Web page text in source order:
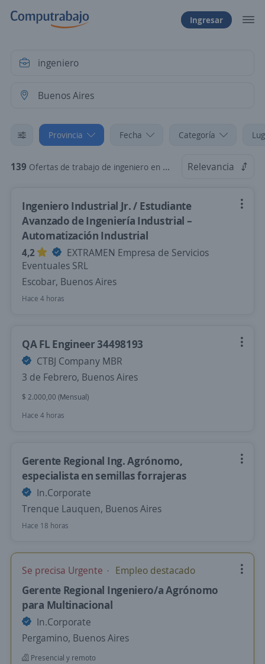
Ingresar
Provincia Fecha Categoría
139 Ofertas de trabajo de ingeniero en Buenos Aires Relevancia
Ingeniero Industrial Jr. / Estudiante
Avanzado de Ingeniería Industrial –
Automatización Industrial
4,2
EXTRAMEN Empresa de Servicios
Eventuales SRL
Escobar, Buenos Aires
Hace 4 horas
QA FL Engineer 34498193
CTBJ Company MBR
3 de Febrero, Buenos Aires
$ 2.000,00 (Mensual)
Hace 4 horas
Gerente Regional Ing. Agrónomo,
especialista en semillas forrajeras
In.Corporate
Trenque Lauquen, Buenos Aires
Hace 18 horas
Se precisa Urgente Empleo destacado
Gerente Regional Ingeniero/a Agrónomo
para Multinacional
In.Corporate
Pergamino, Buenos Aires
Presencial y remoto